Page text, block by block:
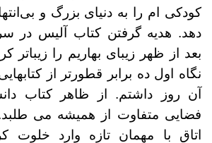
کودکی ام را به دنیای بزرگ و
دهد. هدیه گرفتن کتاب آلیس در
بعد از ظهر زیبای بهاریم را زیباتر
نگاه اول ده برابر قطورتر از
آن روز داشتم. از ظاهر کتاب
فضایی متفاوت از همیشه می
اتاق با مهمان تازه وارد خلوت